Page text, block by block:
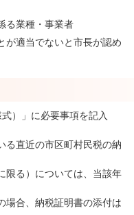
る業種・事業者
が適当でないと市長が認め
）」に必要事項を記入
る直近の市区町村民税の納
限る）については、当該年
場合、納税証明書の添付は